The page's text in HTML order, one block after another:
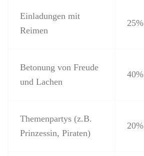
Einladungen mit
Reimen
25%
Betonung von Freude
und Lachen
40%
Themenpartys (z.B.
Prinzessin, Piraten)
20%